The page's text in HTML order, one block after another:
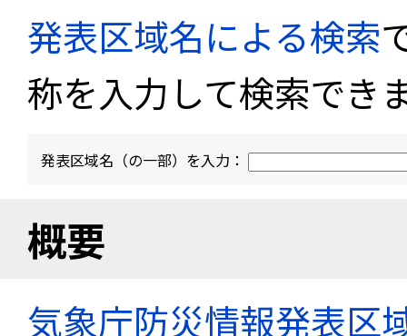
発表区域名による検索
称を入力して検索でき
発表区域名（の一部）を入力：
概要
気象庁防災情報発表区